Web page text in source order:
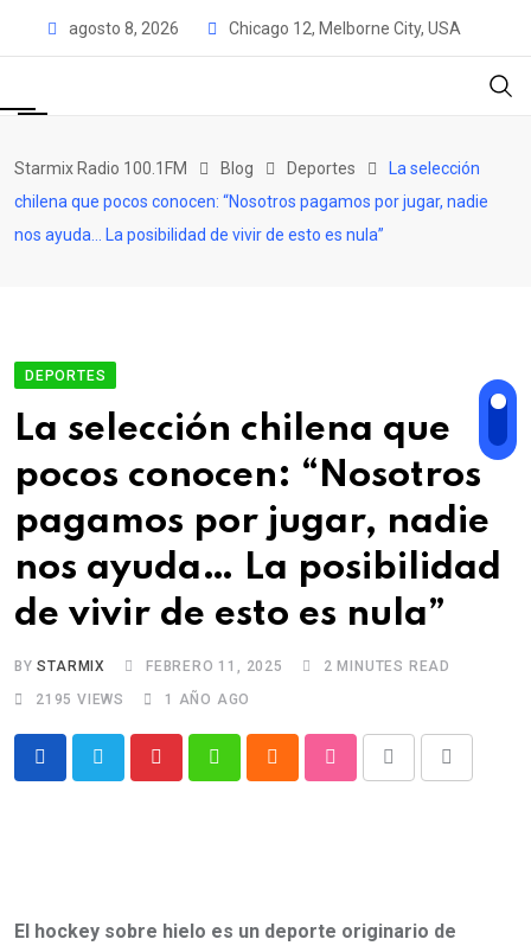
agosto 8, 2026 Chicago 12, Melborne City, USA
Starmix Radio 100.1FM Blog Deportes
La selección
chilena que pocos conocen: “Nosotros pagamos por jugar, nadie
nos ayuda… La posibilidad de vivir de esto es nula”
DEPORTES
La selección chilena que
pocos conocen: “Nosotros
pagamos por jugar, nadie
nos ayuda… La posibilidad
de vivir de esto es nula”
BYSTARMIX FEBRERO 11, 2025
2 MINUTES READ
2195 VIEWS 1 AÑO AGO
El hockey sobre hielo es un deporte originario de